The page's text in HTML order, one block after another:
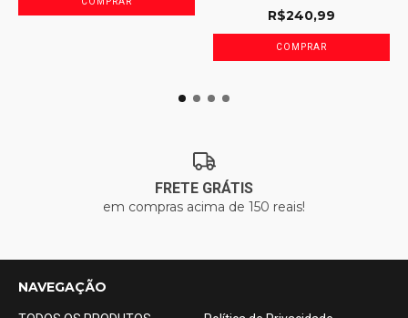
R$240,99
FRETE GRÁTIS
em compras acima de 150 reais!
NAVEGAÇÃO